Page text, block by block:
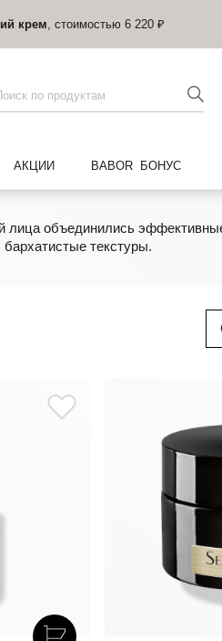
крем , стоимостью 6 220 ₽
АКЦИИ BABOR БОНУС
лица объединились
текстуры.